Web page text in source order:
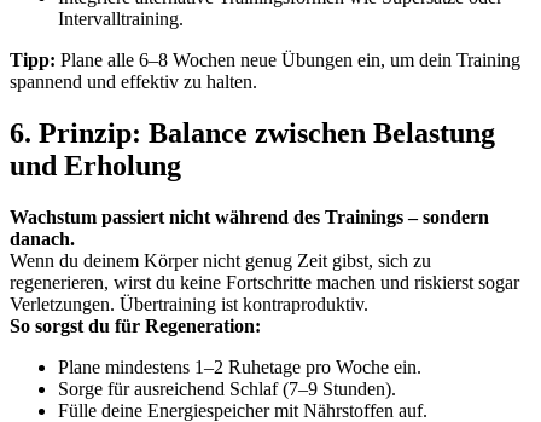
Intervalltraining.
Tipp: Plane alle 6–8 Wochen neue Übungen ein, um dein Training
spannend und effektiv zu halten.
6. Prinzip: Balance zwischen Belastung
und Erholung
Wachstum passiert nicht während des Trainings – sondern
danach.
Wenn du deinem Körper nicht genug Zeit gibst, sich zu
regenerieren, wirst du keine Fortschritte machen und riskierst sogar
Verletzungen. Übertraining ist kontraproduktiv.
So sorgst du für Regeneration:
Plane mindestens 1–2 Ruhetage pro Woche ein.
Sorge für ausreichend Schlaf (7–9 Stunden).
Fülle deine Energiespeicher mit Nährstoffen auf.